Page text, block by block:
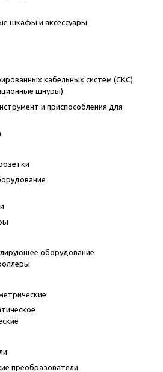
шкафы и аксессуары
кабельных систем (СКС)
шнуры)
и приспособления для
оборудование
преобразователи